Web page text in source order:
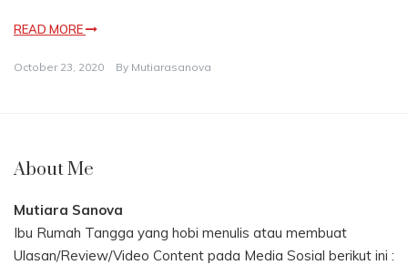
READ MORE
October 23, 2020 By Mutiarasanova
About Me
Mutiara Sanova
Ibu Rumah Tangga yang hobi menulis atau membuat
Ulasan/Review/Video Content pada Media Sosial berikut ini :